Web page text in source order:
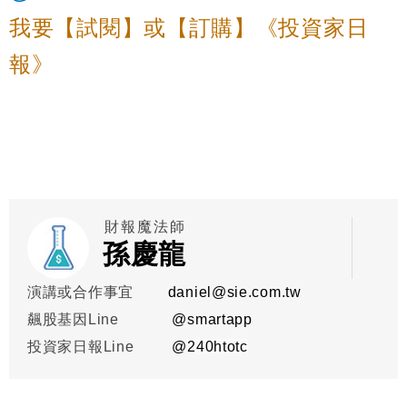
我要【試閱】或【訂購】《投資家日
報》
財報魔法師
孫慶龍
演講或合作事宜
daniel@sie.com.tw
飆股基因Line
@smartapp
投資家日報Line
@240htotc